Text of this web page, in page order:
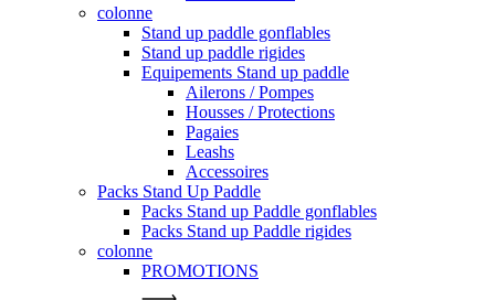
colonne
Stand up paddle gonflables
Stand up paddle rigides
Equipements Stand up paddle
Ailerons / Pompes
Housses / Protections
Pagaies
Leashs
Accessoires
Packs Stand Up Paddle
Packs Stand up Paddle gonflables
Packs Stand up Paddle rigides
colonne
PROMOTIONS